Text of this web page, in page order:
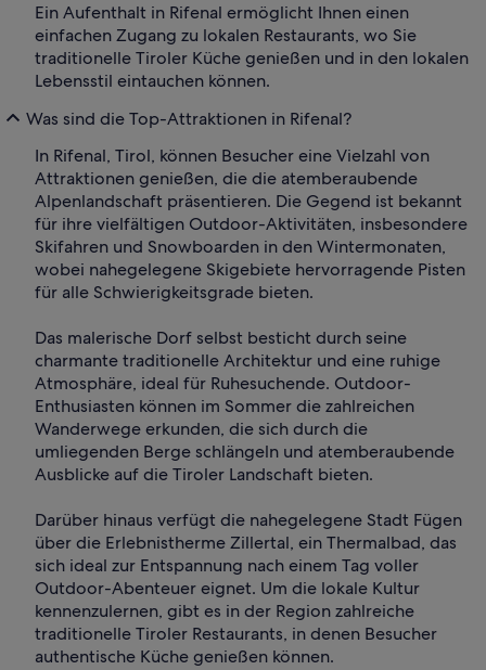
Ein Aufenthalt in Rifenal ermöglicht Ihnen einen
einfachen Zugang zu lokalen Restaurants, wo Sie
traditionelle Tiroler Küche genießen und in den lokalen
Lebensstil eintauchen können.
Was sind die Top-Attraktionen in Rifenal?
In Rifenal, Tirol, können Besucher eine Vielzahl von
Attraktionen genießen, die die atemberaubende
Alpenlandschaft präsentieren. Die Gegend ist bekannt
für ihre vielfältigen Outdoor-Aktivitäten, insbesondere
Skifahren und Snowboarden in den Wintermonaten,
wobei nahegelegene Skigebiete hervorragende Pisten
für alle Schwierigkeitsgrade bieten.
Das malerische Dorf selbst besticht durch seine
charmante traditionelle Architektur und eine ruhige
Atmosphäre, ideal für Ruhesuchende. Outdoor-
Enthusiasten können im Sommer die zahlreichen
Wanderwege erkunden, die sich durch die
umliegenden Berge schlängeln und atemberaubende
Ausblicke auf die Tiroler Landschaft bieten.
Darüber hinaus verfügt die nahegelegene Stadt Fügen
über die Erlebnistherme Zillertal, ein Thermalbad, das
sich ideal zur Entspannung nach einem Tag voller
Outdoor-Abenteuer eignet. Um die lokale Kultur
kennenzulernen, gibt es in der Region zahlreiche
traditionelle Tiroler Restaurants, in denen Besucher
authentische Küche genießen können.